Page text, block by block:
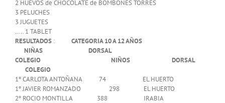
2 HUEVOS de CHOCOLATE de BOMBONES TORRES
3 PELUCHES
3 JUGUETES
….. 1 TABLET
RESULTADOS :
CATEGORIA 10 A 12 AÑOS
NIÑAS DORSAL
COLEGIO NIÑOS DORSAL
COLEGIO
1º CARLOTA ANTOÑANA 74 EL HUERTO
1º JAVIER ROMANZADO 298 EL HUERTO
2º ROCIO MONTILLA 388 IRABIA